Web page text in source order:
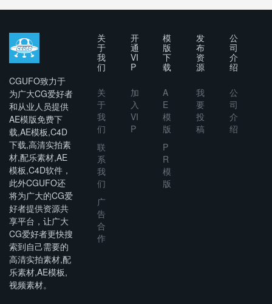
CGUFO致力于
为广大CG爱好者
和从业人员提供
AE模版免费下
载,AE模板,C4D
下载,高清实拍素
材,配乐素材,AE
模板,C4D软件，
此外CGUFO还
将为广大的CG爱
好者提供资源共
享平台，让广大
CG爱好者更快搜
索到自己需要的
高清实拍素材,配
乐素材,AE模板,
视频素材。
关
于
我
们
关
于
我
们
联
系
我
们
广
告
合
作
开
通
VI
P
加
入
VI
P
模
版
下
载
A
E
模
版
P
R
模
版
发
布
资
源
我
要
投
稿
公
司
介
绍
公
司
介
绍